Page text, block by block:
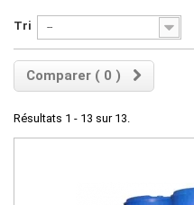
Tri --
Comparer ( 0 )
Résultats 1 - 13 sur 13.